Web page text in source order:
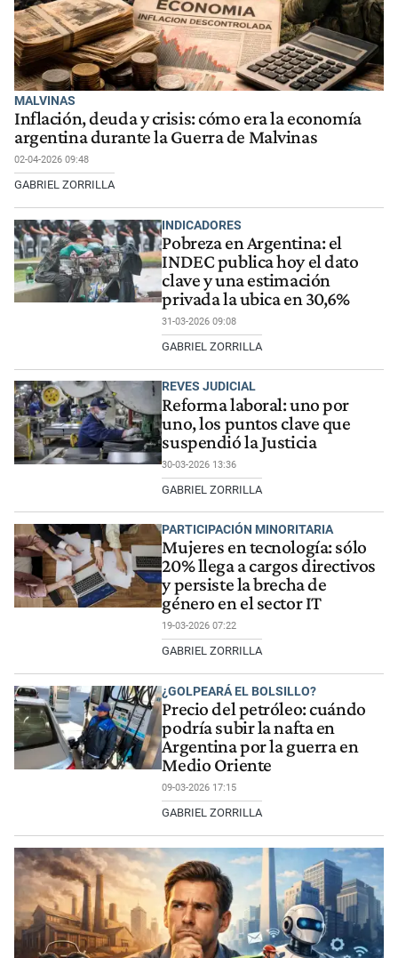
MALVINAS
Inflación, deuda y crisis: cómo era la economía
argentina durante la Guerra de Malvinas
02-04-2026 09:48
GABRIEL ZORRILLA
INDICADORES
Pobreza en Argentina: el
INDEC publica hoy el dato
clave y una estimación
privada la ubica en 30,6%
31-03-2026 09:08
GABRIEL ZORRILLA
REVES JUDICIAL
Reforma laboral: uno por
uno, los puntos clave que
suspendió la Justicia
30-03-2026 13:36
GABRIEL ZORRILLA
PARTICIPACIÓN MINORITARIA
Mujeres en tecnología: sólo
20% llega a cargos directivos
y persiste la brecha de
género en el sector IT
19-03-2026 07:22
GABRIEL ZORRILLA
¿GOLPEARÁ EL BOLSILLO?
Precio del petróleo: cuándo
podría subir la nafta en
Argentina por la guerra en
Medio Oriente
09-03-2026 17:15
GABRIEL ZORRILLA